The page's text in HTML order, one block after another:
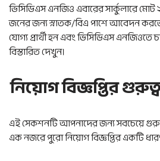
ভিসিডিএস এনজিও এবারের সার্কুলারে মোট
জনের জন্য স্নাতক/বিএ পাশে আবেদন
যোগ্য প্রার্থী হন এবং ভিসিডিএস এনজিওতে
বিস্তারিত দেখুন।
নিয়োগ বিজ্ঞপ্তির
এই সেকশনটি আপনাদের জন্য সবচেয়ে
এক নজরে পুরো নিয়োগ বিজ্ঞপ্তির একটি